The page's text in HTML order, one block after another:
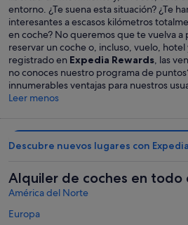
entorno. ¿Te suena esta situación? ¿Te
interesantes a escasos kilómetros
en coche? No queremos que te vuelva a
reservar un coche o, incluso, vuelo, hotel
registrado en Expedia Rewards , las
no conoces nuestro programa de
innumerables ventajas para nuestros
Leer menos
Descubre nuevos lugares con Expedia
Alquiler de coches en todo
América del Norte
Europa